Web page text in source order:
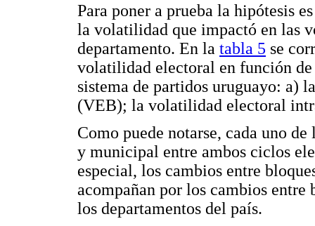
Para poner a prueba la hipótesis
la volatilidad que impactó en las
departamento. En la tabla 5 se
volatilidad electoral en función
sistema de partidos uruguayo: a)
(VEB); la volatilidad electoral
Como puede notarse, cada uno
y municipal entre ambos ciclos
especial, los cambios entre
acompañan por los cambios
los departamentos del país.